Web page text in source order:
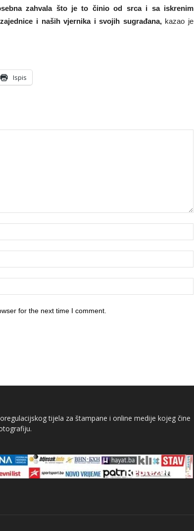
zahvala što je to činio od srca i sa iskrenim
i naših vjernika i svojih sugrađana, kazao je
Ispis
for the next time I comment.
tijela za štampane i online medije kojeg čine